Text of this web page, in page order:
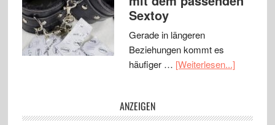
Sextoy
Gerade in längeren
Beziehungen kommt es
häufiger … [Weiterlesen...]
ANZEIGEN